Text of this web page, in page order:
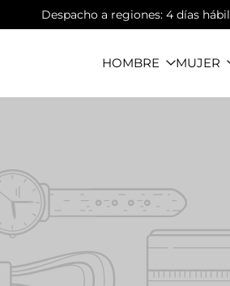
Despacho a regiones: 4 días hábiles
HOMBRE MUJER